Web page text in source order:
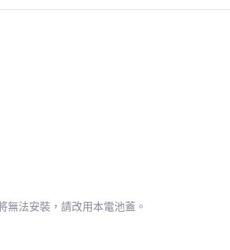
無法安裝，請改用本電池蓋。